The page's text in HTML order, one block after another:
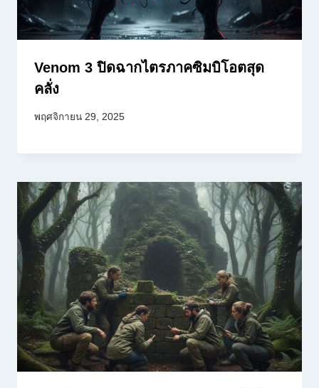
Venom 3 ปิดฉากไตรภาคซิมบิโอตสุด
คลั่ง
พฤศจิกายน 29, 2025